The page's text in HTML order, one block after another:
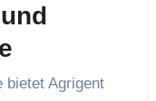
bietet Agrigent